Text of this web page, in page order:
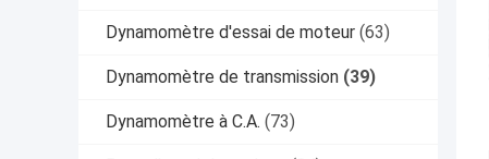
Dynamomètre d'essai de moteur (63)
Dynamomètre de transmission (39)
Dynamomètre à C.A. (73)